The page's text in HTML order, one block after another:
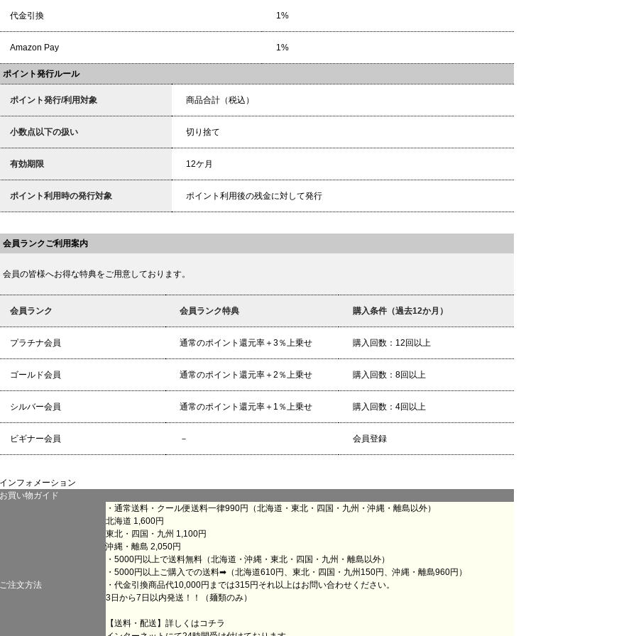
代金引換 1%
Amazon Pay 1%
ポイント発行ルール
ポイント発行/利用対象 商品合計（税込）
小数点以下の扱い 切り捨て
有効期限 12ケ月
ポイント利用時の発行対象 ポイント利用後の残金に対して発行
会員ランクご利用案内
会員の皆様へお得な特典をご用意しております。
会員ランク 会員ランク特典 購入条件（過去12か月）
プラチナ会員 通常のポイント還元率＋3％上乗せ 購入回数：12回以上
ゴールド会員 通常のポイント還元率＋2％上乗せ 購入回数：8回以上
シルバー会員 通常のポイント還元率＋1％上乗せ 購入回数：4回以上
ビギナー会員 － 会員登録
インフォメーション
お買い物ガイド
ご注文方法
・通常送料・クール便送料一律990円（北海道・東北・四国・九州・沖縄・離島以外）
北海道 1,600円
東北・四国・九州 1,100円
沖縄・離島 2,050円
・5000円以上で送料無料（北海道・沖縄・東北・四国・九州・離島以外）
・5000円以上ご購入での送料➡（北海道610円、東北・四国・九州150円、沖縄・離島960円）
・代金引換商品代10,000円までは315円それ以上はお問い合わせください。
3日から7日以内発送！！（麺類のみ）
【送料・配送】詳しくはコチラ